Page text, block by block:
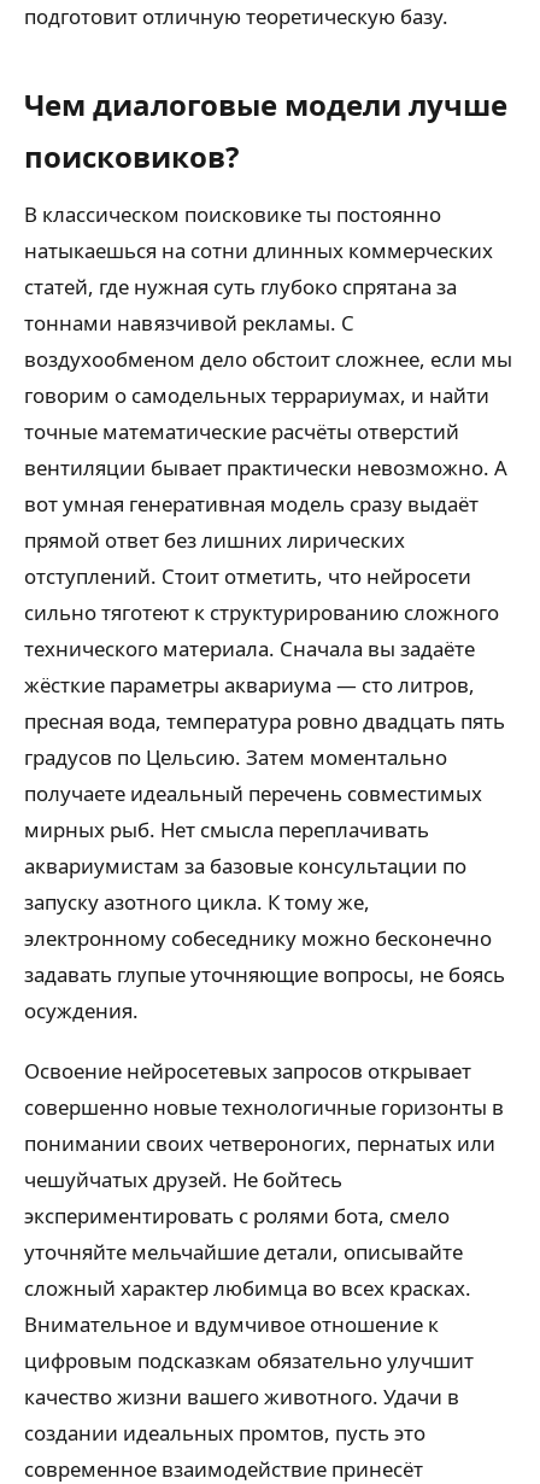
подготовит отличную теоретическую базу.
Чем диалоговые модели лучше
поисковиков?
В классическом поисковике ты постоянно
натыкаешься на сотни длинных коммерческих
статей, где нужная суть глубоко спрятана за
тоннами навязчивой рекламы. С
воздухообменом дело обстоит сложнее, если мы
говорим о самодельных террариумах, и найти
точные математические расчёты отверстий
вентиляции бывает практически невозможно. А
вот умная генеративная модель сразу выдаёт
прямой ответ без лишних лирических
отступлений. Стоит отметить, что нейросети
сильно тяготеют к структурированию сложного
технического материала. Сначала вы задаёте
жёсткие параметры аквариума — сто литров,
пресная вода, температура ровно двадцать пять
градусов по Цельсию. Затем моментально
получаете идеальный перечень совместимых
мирных рыб. Нет смысла переплачивать
аквариумистам за базовые консультации по
запуску азотного цикла. К тому же,
электронному собеседнику можно бесконечно
задавать глупые уточняющие вопросы, не боясь
осуждения.
Освоение нейросетевых запросов открывает
совершенно новые технологичные горизонты в
понимании своих четвероногих, пернатых или
чешуйчатых друзей. Не бойтесь
экспериментировать с ролями бота, смело
уточняйте мельчайшие детали, описывайте
сложный характер любимца во всех красках.
Внимательное и вдумчивое отношение к
цифровым подсказкам обязательно улучшит
качество жизни вашего животного. Удачи в
создании идеальных промтов, пусть это
современное взаимодействие принесёт